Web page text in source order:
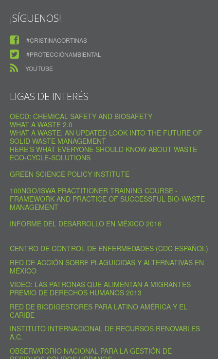
¡SÍGUENOS!
#CRISTINACORTINAS
#PROTECCIÓNAMBIENTAL
YOUTUBE
LIGAS DE INTERÉS
OECD: CHEMICAL SAFETY AND BIOSAFETY
WHAT A WASTE 2.0
WHAT A WASTE: AN UPDATED LOOK INTO THE FUTURE OF
SOLID WASTE MANAGEMENT
HERE’S WHAT EVERYONE SHOULD KNOW ABOUT WASTE
ECO-CYCLE-SOLUTIONS
GREEN SCIENCE POLICY INSTITUTE
100NGO/ISWA PRACTITIONER TRAINING COURSE -
FRAMEWORK AND PRACTICE OF SUCCESSFUL BIO-WASTE
MANAGEMENT
INFORME DEL DESARROLLO EN MÉXICO 2016
CENTRO DE CONTROL DE ENFERMEDADES (CDC ESPAÑOL)
RED DE ACCIÓN SOBRE PLAGUICIDAS Y ALTERNATIVAS EN
MÉXICO
VIDEO: LAS PATRONAS QUE ALIMENTAN A MIGRANTES
PREMIO DE DERECHOS HUMANOS 2013
RED DE BIODIGESTORES PARA LATINO AMÉRICA Y EL
CARIBE
INSTITUTO INTERNACIONAL DE RECURSOS RENOVABLES
A.C.
OBSERVATORIO NACIONAL PARA LA GESTIÓN DE